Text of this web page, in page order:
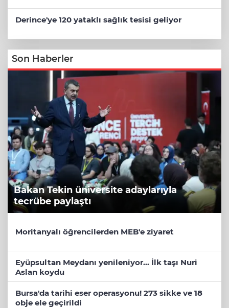
Derince'ye 120 yataklı sağlık tesisi geliyor
Son Haberler
Bakan Tekin üniversite adaylarıyla
tecrübe paylaştı
Moritanyalı öğrencilerden MEB'e ziyaret
Eyüpsultan Meydanı yenileniyor... İlk taşı Nuri
Aslan koydu
Bursa'da tarihi eser operasyonu! 273 sikke ve 18
obje ele geçirildi